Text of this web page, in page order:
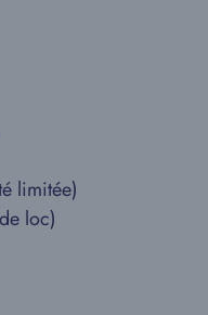
limitée)
loc)